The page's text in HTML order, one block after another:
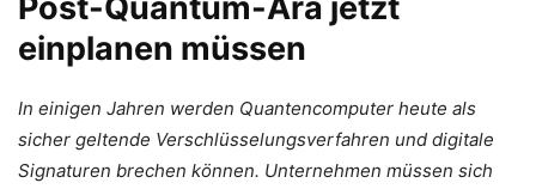
einplanen müssen
In einigen Jahren werden Quantencomputer heute als
sicher geltende Verschlüsselungsverfahren und digitale
Signaturen brechen können. Unternehmen müssen sich